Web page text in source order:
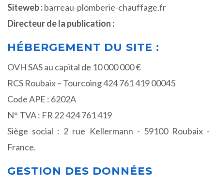
Siteweb :barreau-plomberie-chauffage.fr
Directeur de la publication :
HÉBERGEMENT DU SITE :
OVH SAS au capital de 10 000 000 €
RCS Roubaix – Tourcoing 424 761 419 00045
Code APE : 6202A
N° TVA : FR 22 424 761 419
Siège social : 2 rue Kellermann - 59100 Roubaix -
France.
GESTION DES DONNÉES